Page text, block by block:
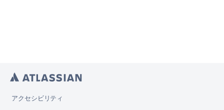
アクセシビリティ